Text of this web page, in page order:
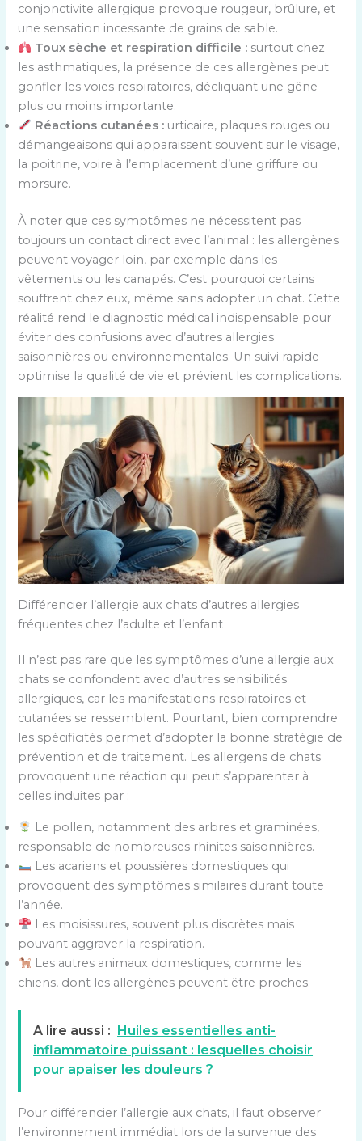
conjonctivite allergique provoque rougeur, brûlure, et
une sensation incessante de grains de sable.
Toux sèche et respiration difficile : surtout chez
les asthmatiques, la présence de ces allergènes peut
gonfler les voies respiratoires, décliquant une gêne
plus ou moins importante.
Réactions cutanées : urticaire, plaques rouges ou
démangeaisons qui apparaissent souvent sur le visage,
la poitrine, voire à l’emplacement d’une griffure ou
morsure.
À noter que ces symptômes ne nécessitent pas
toujours un contact direct avec l’animal : les allergènes
peuvent voyager loin, par exemple dans les
vêtements ou les canapés. C’est pourquoi certains
souffrent chez eux, même sans adopter un chat. Cette
réalité rend le diagnostic médical indispensable pour
éviter des confusions avec d’autres allergies
saisonnières ou environnementales. Un suivi rapide
optimise la qualité de vie et prévient les complications.
Différencier l’allergie aux chats d’autres allergies
fréquentes chez l’adulte et l’enfant
Il n’est pas rare que les symptômes d’une allergie aux
chats se confondent avec d’autres sensibilités
allergiques, car les manifestations respiratoires et
cutanées se ressemblent. Pourtant, bien comprendre
les spécificités permet d’adopter la bonne stratégie de
prévention et de traitement. Les allergens de chats
provoquent une réaction qui peut s’apparenter à
celles induites par :
Le pollen, notamment des arbres et graminées,
responsable de nombreuses rhinites saisonnières.
Les acariens et poussières domestiques qui
provoquent des symptômes similaires durant toute
l’année.
Les moisissures, souvent plus discrètes mais
pouvant aggraver la respiration.
Les autres animaux domestiques, comme les
chiens, dont les allergènes peuvent être proches.
A lire aussi :
Huiles essentielles anti-
inflammatoire puissant : lesquelles choisir
pour apaiser les douleurs ?
Pour différencier l’allergie aux chats, il faut observer
l’environnement immédiat lors de la survenue des